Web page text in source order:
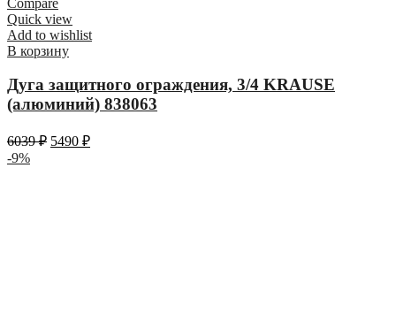
Quick view
Add to wishlist
В корзину
Дуга защитного ограждения, 3/4 KRAUSE
(алюминий) 838063
6039₽ 5490 ₽
-9%